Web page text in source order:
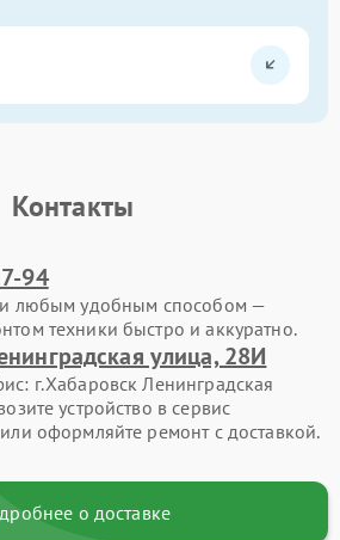
Контакты
94
любым удобным способом —
техники быстро и аккуратно.
улица, 28И
г.Хабаровск Ленинградская
устройство в сервис
оформляйте ремонт с доставкой.
о доставке